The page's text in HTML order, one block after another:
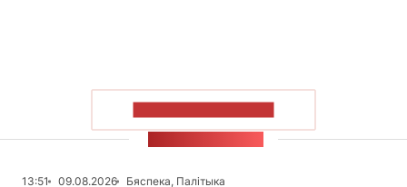
13:51 09.08.2026
Бяспека, Палітыка